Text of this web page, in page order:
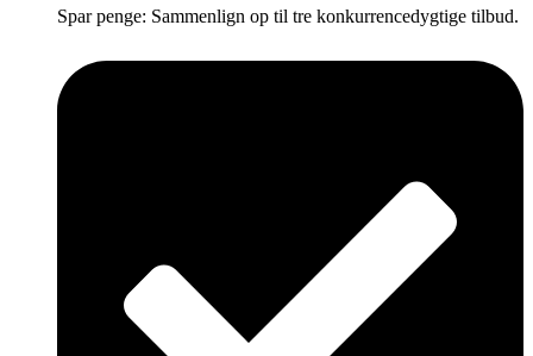
Spar penge: Sammenlign op til tre konkurrencedygtige tilbud.